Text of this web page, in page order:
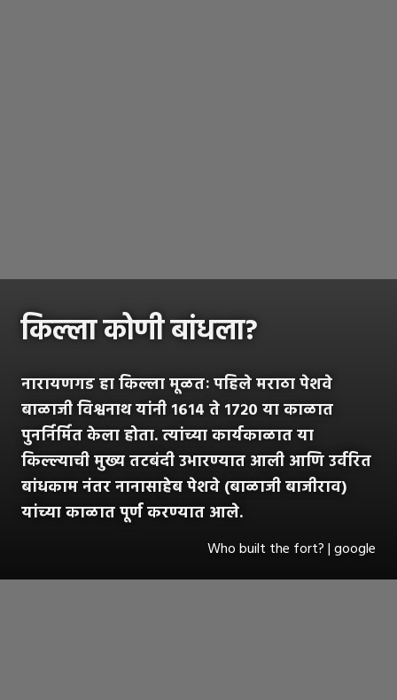
किल्ला कोणी बांधला?
नारायणगड हा किल्ला मूळतः पहिले मराठा पेशवे
बाळाजी विश्वनाथ यांनी १६१४ ते १७२० या काळात
पुनर्निर्मित केला होता. त्यांच्या कार्यकाळात या
किल्ल्याची मुख्य तटबंदी उभारण्यात आली आणि उर्वरित
बांधकाम नंतर नानासाहेब पेशवे (बाळाजी बाजीराव)
यांच्या काळात पूर्ण करण्यात आले.
Who built the fort? | google